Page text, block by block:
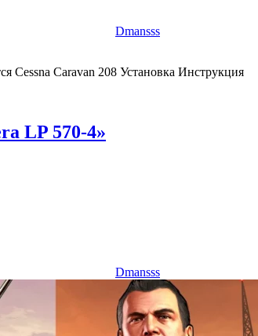
Dmansss
Caravan 208 Установка Инструкция
LP 570-4»
Dmansss